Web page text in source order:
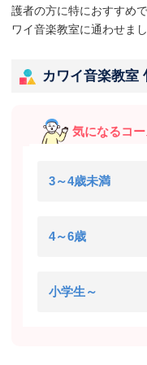
護者の方に特におすすめ
ワイ音楽教室に通わせまし
カワイ音楽教室
気になるコ
3～4歳未満
4～6歳
小学生～